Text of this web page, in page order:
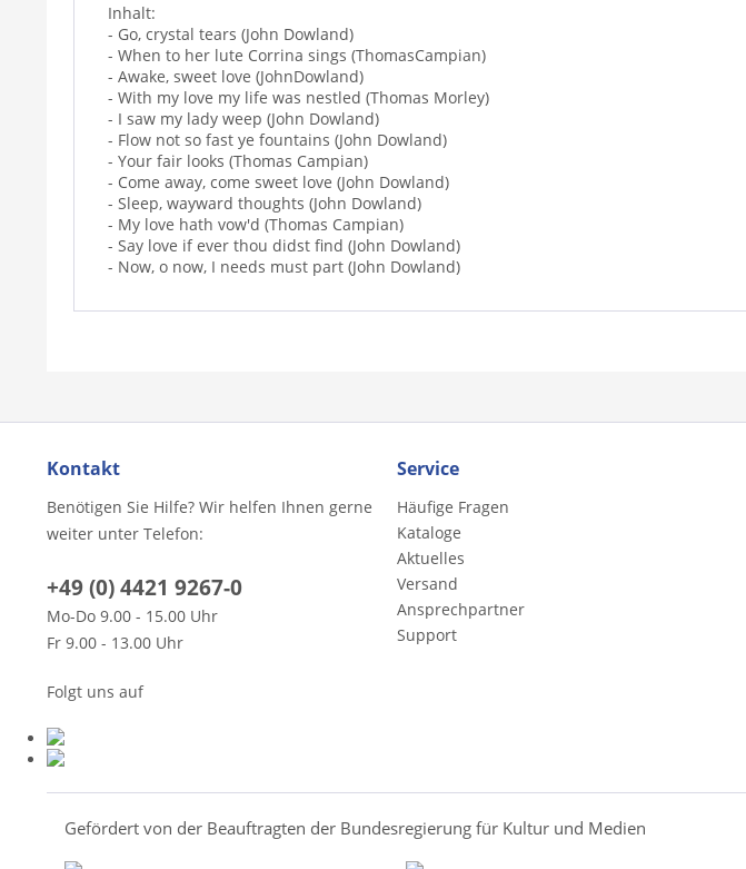
Inhalt:
- Go, crystal tears (John Dowland)
- When to her lute Corrina sings (ThomasCampian)
- Awake, sweet love (JohnDowland)
- With my love my life was nestled (Thomas Morley)
- I saw my lady weep (John Dowland)
- Flow not so fast ye fountains (John Dowland)
- Your fair looks (Thomas Campian)
- Come away, come sweet love (John Dowland)
- Sleep, wayward thoughts (John Dowland)
- My love hath vow'd (Thomas Campian)
- Say love if ever thou didst find (John Dowland)
- Now, o now, I needs must part (John Dowland)
Kontakt
Benötigen Sie Hilfe? Wir helfen Ihnen gerne
weiter unter Telefon:
+49 (0) 4421 9267-0
Mo-Do 9.00 - 15.00 Uhr
Fr 9.00 - 13.00 Uhr
Folgt uns auf
Service
Häufige Fragen
Kataloge
Aktuelles
Versand
Ansprechpartner
Support
Gefördert von der Beauftragten der Bundesregierung für Kultur und Medien